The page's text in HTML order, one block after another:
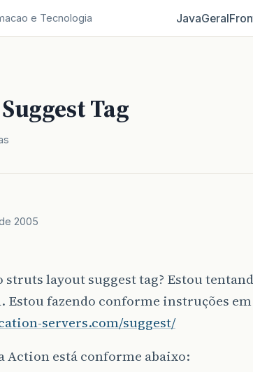
e Tecnologia JavaGeral
Tag
2005
layout suggest tag? Estou
Estou fazendo conforme instruções
servers.com/suggest/
Action está conforme abaixo: